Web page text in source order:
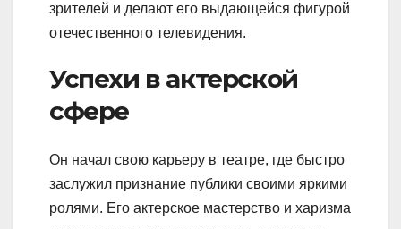
зрителей и делают его выдающейся фигурой
отечественного телевидения.
Успехи в актерской
сфере
Он начал свою карьеру в театре, где быстро
заслужил признание публики своими яркими
ролями. Его актерское мастерство и харизма